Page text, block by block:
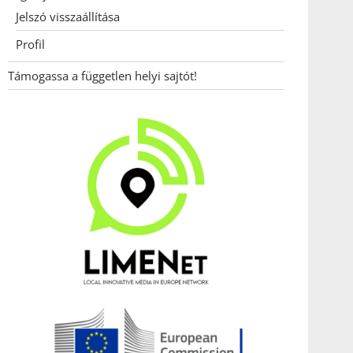
Jelszó visszaállítása
Profil
Támogassa a független helyi sajtót!